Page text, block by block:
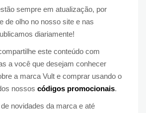
sempre em atualização, por
de olho no nosso site e nas
diariamente!
este conteúdo com
a você que desejam conhecer
a marca Vult e comprar usando o
nossos códigos promocionais.
novidades da marca e até